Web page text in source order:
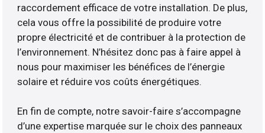
raccordement efficace de votre installation. De plus,
cela vous offre la possibilité de produire votre
propre électricité et de contribuer à la protection de
l’environnement. N’hésitez donc pas à faire appel à
nous pour maximiser les bénéfices de l’énergie
solaire et réduire vos coûts énergétiques.
En fin de compte, notre savoir-faire s’accompagne
d’une expertise marquée sur le choix des panneaux